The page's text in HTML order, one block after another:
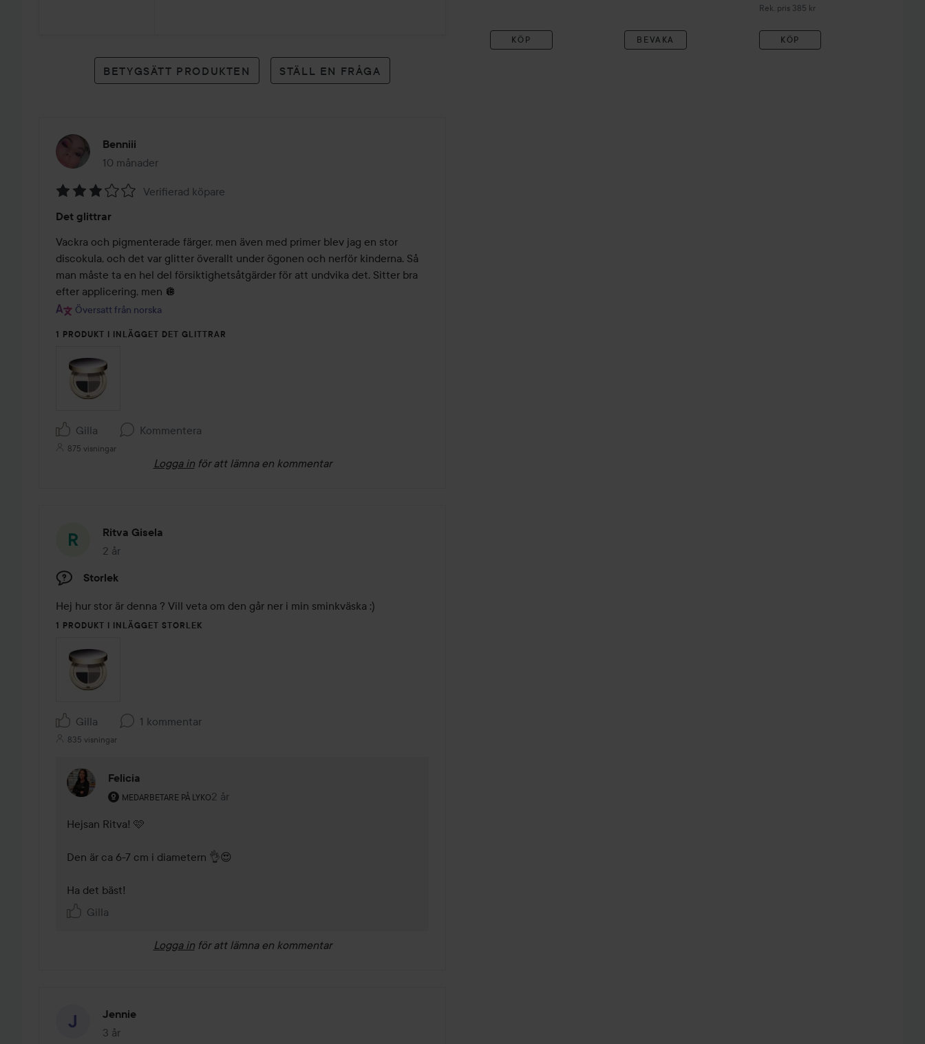
betyg
BETYGSÄTT PRODUKTEN STÄLL EN FRÅGA
Benniii
10 månader
Inlägget skapades 10 månader
3
av
5
Verifierad köpare
Det glittrar
Vackra och pigmenterade färger, men även med primer blev jag en stor
discokula, och det var glitter överallt under ögonen och nerför kinderna. Så
man måste ta en hel del försiktighetsåtgärder för att undvika det. Sitter bra
efter applicering, men 🪩
Översatt från norska
1 PRODUKT I INLÄGGET DET GLITTRAR
Gilla Kommentera
875 visningar
Logga in för att lämna en kommentar
Ritva Gisela
2 år
Inlägget skapades 2 år
Storlek
Hej hur stor är denna ? Vill veta om den går ner i min sminkväska :)
1 PRODUKT I INLÄGGET STORLEK
Gilla 1 kommentar
835 visningar
Felicia
MEDARBETARE PÅ LYKO
Användarens roll: Medarbetare på Lyko.
2 år
Kommentaren lades 2 år
Hejsan Ritva! 🩷
Den är ca 6-7 cm i diametern 👌😍
Ha det bäst!
Gilla
Logga in för att lämna en kommentar
Jennie
3 år
Inlägget skapades 3 år
KÖP BEVAKA
Rek. pris 385 kr
Rekommenderat pris 385 kr
KÖP